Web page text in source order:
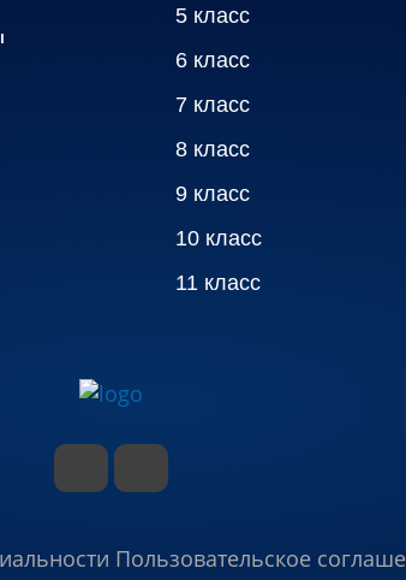
5 класс
6 класс
7 класс
8 класс
9 класс
10 класс
11 класс
Пользовательское